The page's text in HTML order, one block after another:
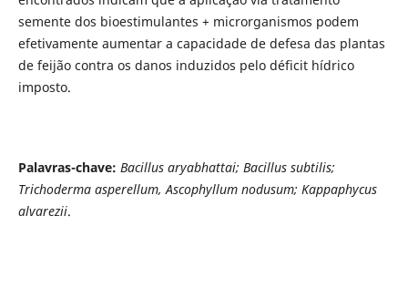
semente dos bioestimulantes + microrganismos podem
efetivamente aumentar a capacidade de defesa das plantas
de feijão contra os danos induzidos pelo déficit hídrico
imposto.
Palavras-chave: Bacillus aryabhattai; Bacillus subtilis;
Trichoderma asperellum, Ascophyllum nodusum; Kappaphycus
alvarezii.